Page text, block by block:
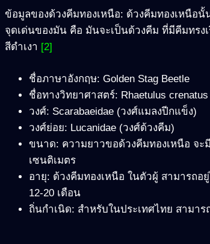
ข้อมูลของด้วงคีมทองเหนือ: ด้วงคีมทองเหนือ
จุดเด่นของมัน คือ มันจะเป็นด้วงคีม ที่มีคีมทรง
สีดำเงา [2]
ชื่อภาษาอังกฤษ: Golden Stag Beetle
ชื่อทางวิทยาศาสตร์: Rhaetulus crenatus
วงศ์: Scarabaeidae (วงศ์แมลงปีกแข็ง)
วงศ์ย่อย: Lucanidae (วงศ์ด้วงคีม)
ขนาด: ความยาวขอด้วงคีมทองเหนือ จะ
เซนติเมตร
อายุ: ด้วงคีมทองเหนือ ในตัวผู้ สามารถอ
12-20 เดือน
ถิ่นกำเนิด: สำหรับในประเทศไทย สามา